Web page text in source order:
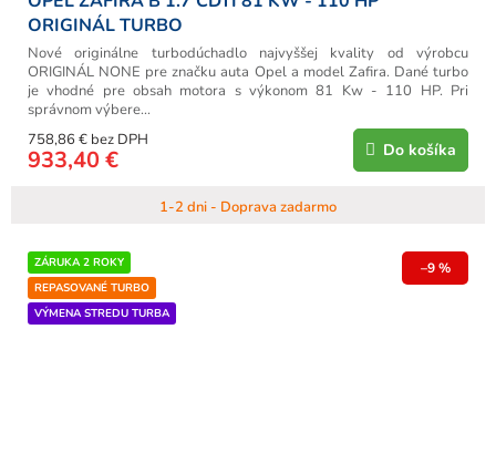
ORIGINÁL TURBO
1-2 dni - Doprava zadarmo
758,86 € bez DPH
933,40 € Do košíka
Nové originálne turbodúchadlo najvyššej kvality od výrobcu
ORIGINÁL NONE pre značku auta Opel a model Zafira. Dané turbo
je vhodné pre obsah motora s výkonom 81 Kw - 110 HP. Pri
správnom výbere...
ZÁRUKA 2 ROKY
REPASOVANÉ TURBO
VÝMENA STREDU TURBA
–9 %